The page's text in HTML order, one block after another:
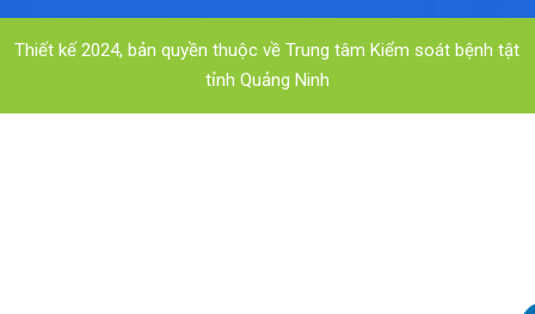
Thiết kế 2024, bản quyền thuộc về Trung tâm Kiểm soát bệnh tật
tỉnh Quảng Ninh